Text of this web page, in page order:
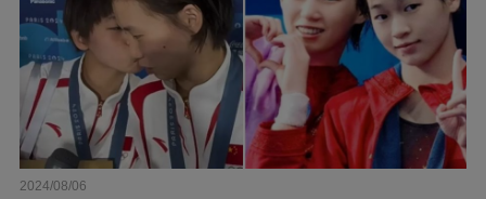
2024/08/06